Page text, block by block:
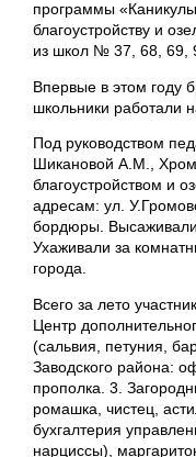
программы
благоустройству и
из школ № 37, 68, 69,
Впервые в этом году
школьники работали
Под руководством
Шикановой А.М.,
благоустройством и
адресам: ул.
бордюры. Высаживали
Ухаживали за
города.
Всего за лето
Центр
(сальвия, петуния,
Заводского района:
прополка. 3.
ромашка, чистец,
бухгалтерия
нарциссы),